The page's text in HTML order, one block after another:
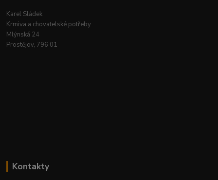
Karel Sládek
Krmiva a chovatelské potřeby
Mlýnská 24
Prostějov, 796 01
Kontakty